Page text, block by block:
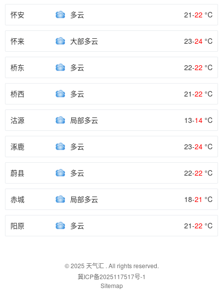
怀安 多云 21-22 °C
怀来 大部多云 23-24 °C
桥东 多云 22-22 °C
桥西 多云 21-22 °C
沽源 局部多云 13-14 °C
涿鹿 多云 23-24 °C
蔚县 多云 22-22 °C
赤城 局部多云 18-21 °C
阳原 多云 21-22 °C
© 2025 天气汇. All rights reserved.
冀ICP备2025117517号-1
Sitemap